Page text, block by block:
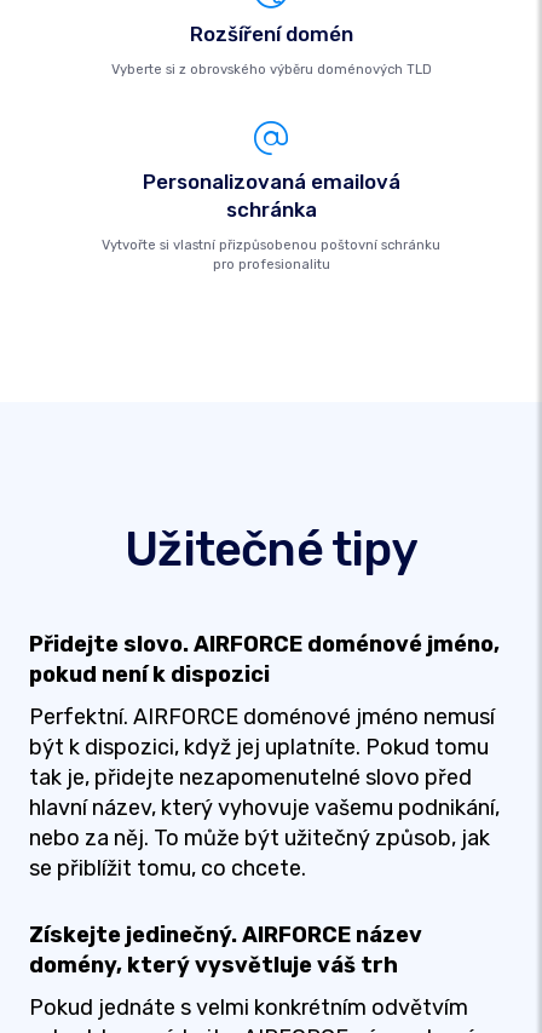
Rozšíření domén
Vyberte si z obrovského výběru doménových TLD
Personalizovaná emailová
schránka
Vytvořte si vlastní přizpůsobenou poštovní schránku
pro profesionalitu
Užitečné tipy
Přidejte slovo. AIRFORCE doménové jméno,
pokud není k dispozici
Perfektní. AIRFORCE doménové jméno nemusí
být k dispozici, když jej uplatníte. Pokud tomu
tak je, přidejte nezapomenutelné slovo před
hlavní název, který vyhovuje vašemu podnikání,
nebo za něj. To může být užitečný způsob, jak
se přiblížit tomu, co chcete.
Získejte jedinečný. AIRFORCE název
domény, který vysvětluje váš trh
Pokud jednáte s velmi konkrétním odvětvím